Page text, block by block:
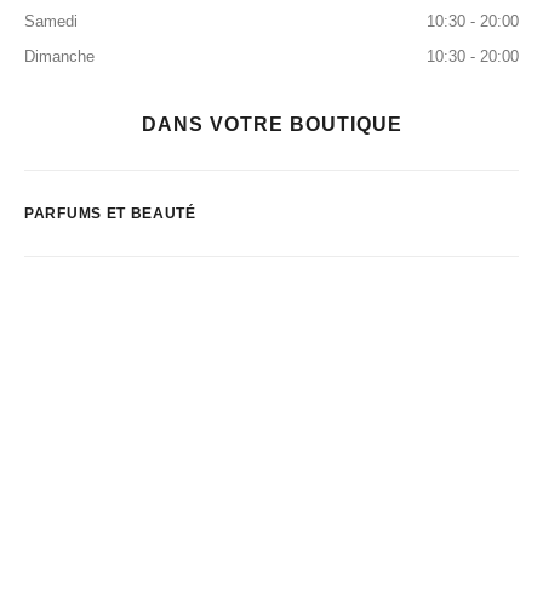
Samedi
10:30 - 20:00
Dimanche
10:30 - 20:00
DANS VOTRE BOUTIQUE
PARFUMS ET BEAUTÉ